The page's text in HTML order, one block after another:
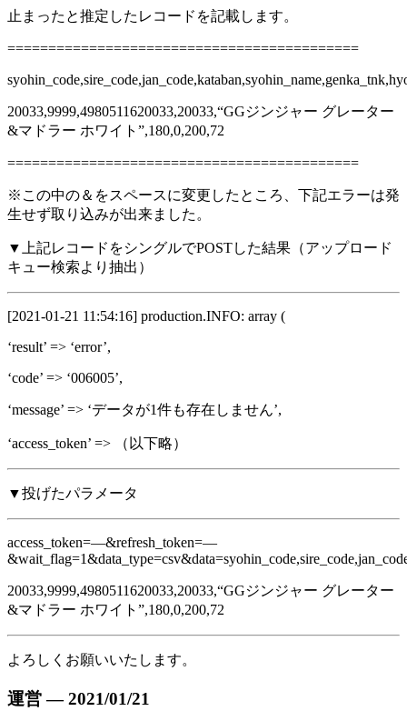
止まったと推定したレコードを記載します。
===========================================
20033,9999,4980511620033,20033,“GGジンジャー グレーター
&マドラー ホワイト”,180,0,200,72
===========================================
※この中の＆をスペースに変更したところ、下記エラーは発
生せず取り込みが出来ました。
▼上記レコードをシングルでPOSTした結果（アップロード
キュー検索より抽出）
[2021-01-21 11:54:16] production.INFO: array (
‘result’ => ‘error’,
‘code’ => ‘006005’,
‘message’ => ‘データが1件も存在しません’,
‘access_token’ => （以下略）
▼投げたパラメータ
access_token=—&refresh_token=—
20033,9999,4980511620033,20033,“GGジンジャー グレーター
&マドラー ホワイト”,180,0,200,72
よろしくお願いいたします。
運営 — 2021/01/21